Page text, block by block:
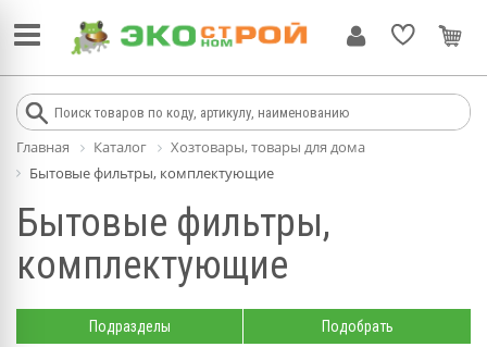
Главная Каталог
Хозтовары, товары для дома
Бытовые фильтры, комплектующие
Бытовые фильтры,
комплектующие
Подразделы Подобрать